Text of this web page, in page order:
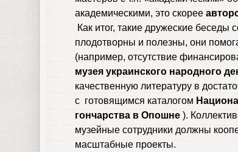
академическими, это скорее
Как итог, такие дружеские беседы
плодотворны и полезны, они
(например, отсутствие
музея украинского народного
качественную литературу в
с готовящимся каталогом
гончарства в Опошне).
музейные сотрудники должны
масштабные проекты.